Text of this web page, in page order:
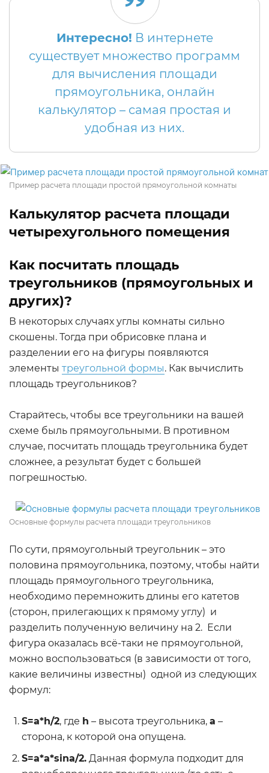
Интересно! В интернете
существует множество программ
для вычисления площади
прямоугольника, онлайн
калькулятор – самая простая и
удобная из них.
Пример расчета площади простой прямоугольной комнаты
Калькулятор расчета площади
четырехугольного помещения
Как посчитать площадь
треугольников (прямоугольных и
других)?
В некоторых случаях углы комнаты сильно
скошены. Тогда при обрисовке плана и
разделении его на фигуры появляются
элементы треугольной формы. Как вычислить
площадь треугольников?
Старайтесь, чтобы все треугольники на вашей
схеме быль прямоугольными. В противном
случае, посчитать площадь треугольника будет
сложнее, а результат будет с большей
погрешностью.
Основные формулы расчета площади треугольников
По сути, прямоугольный треугольник – это
половина прямоугольника, поэтому, чтобы найти
площадь прямоугольного треугольника,
необходимо перемножить длины его катетов
(сторон, прилегающих к прямому углу) и
разделить полученную величину на 2. Если
фигура оказалась всё-таки не прямоугольной,
можно воспользоваться (в зависимости от того,
какие величины известны) одной из следующих
формул:
S=a*h/2, где h – высота треугольника, а –
сторона, к которой она опущена.
S=a*a*sina/2. Данная формула подходит для